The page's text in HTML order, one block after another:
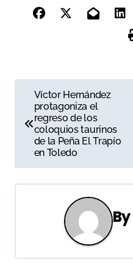
a
e
g
i
Víctor Hernández
protagoniza el
regreso de los
coloquios taurinos
de la Peña El Trapío
en Toledo
By